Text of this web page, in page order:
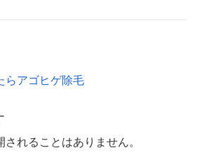
らアゴヒゲ除毛
されることはありません。